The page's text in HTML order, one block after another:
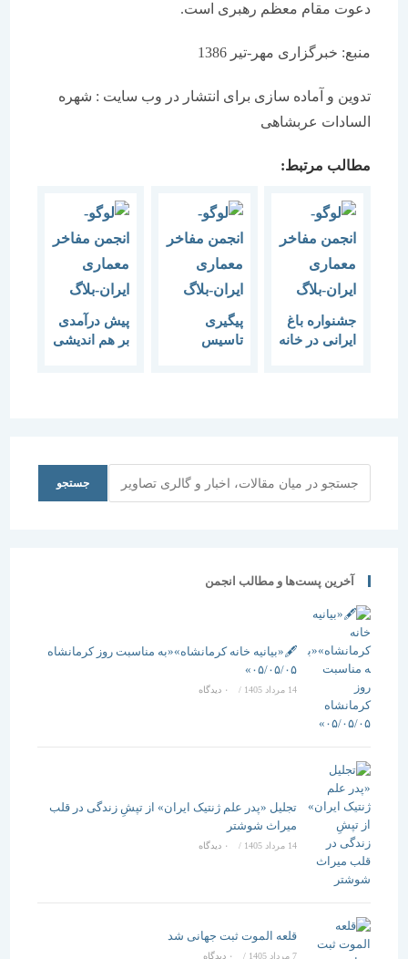
دعوت مقام معظم رهبری است.
منبع: خبرگزاری مهر-تیر 1386
تدوین و آماده سازی برای انتشار در وب سایت : شهره
السادات عربشاهی
مطالب مرتبط:
جشنواره باغ
ایرانی در خانه
پیگیری
تاسیس
پیش درآمدی
بر هم اندیشی
جستجو
آخرین پست‌ها و مطالب انجمن
🖋️«بیانیه خانه کرمانشاه»«به مناسبت روز کرمانشاه
۰۵/۰۵/۰۵»
/ ۰ دیدگاه
تجلیل «پدر علم ژنتیک ایران» از تپشِ زندگی در قلب
میراث شوشتر
14 مرداد 1405 / ۰ دیدگاه
قلعه الموت ثبت جهانی شد
/ ۰ دیدگاه